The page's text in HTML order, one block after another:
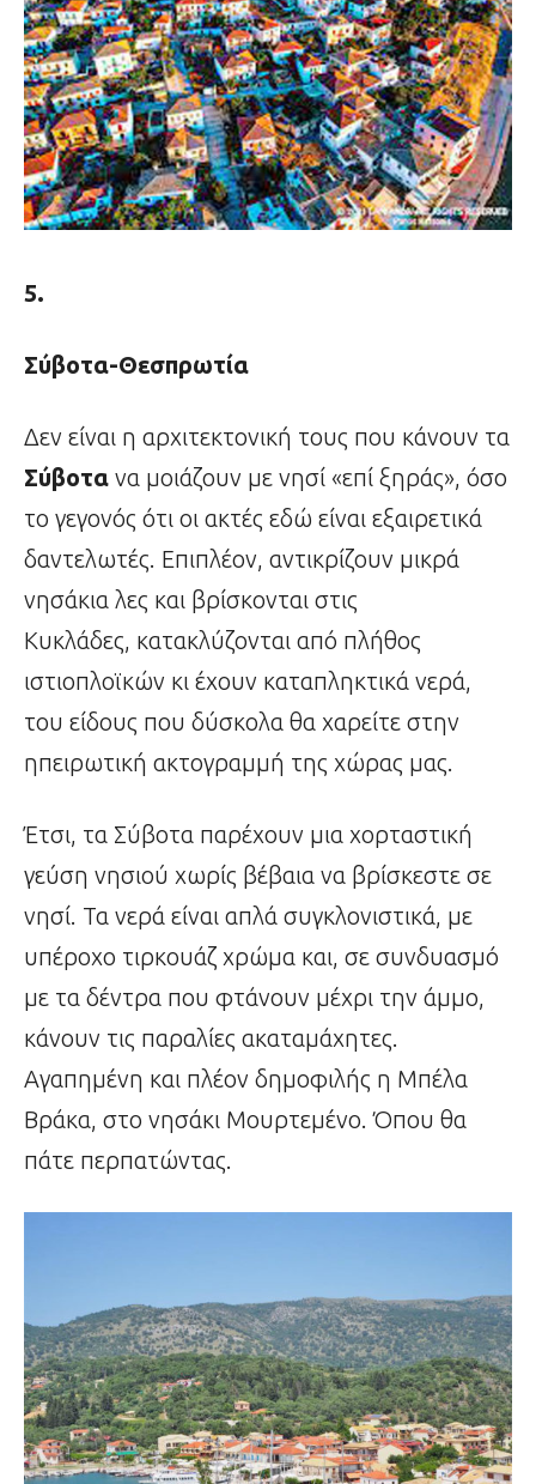
5.
Σύβοτα-Θεσπρωτία
Δεν είναι η αρχιτεκτονική τους που κάνουν τα
Σύβοτα να μοιάζουν με νησί «επί ξηράς», όσο
το γεγονός ότι οι ακτές εδώ είναι εξαιρετικά
δαντελωτές. Επιπλέον, αντικρίζουν μικρά
νησάκια λες και βρίσκονται στις
Κυκλάδες, κατακλύζονται από πλήθος
ιστιοπλοϊκών κι έχουν καταπληκτικά νερά,
του είδους που δύσκολα θα χαρείτε στην
ηπειρωτική ακτογραμμή της χώρας μας.
Έτσι, τα Σύβοτα παρέχουν μια χορταστική
γεύση νησιού χωρίς βέβαια να βρίσκεστε σε
νησί. Τα νερά είναι απλά συγκλονιστικά, με
υπέροχο τιρκουάζ χρώμα και, σε συνδυασμό
με τα δέντρα που φτάνουν μέχρι την άμμο,
κάνουν τις παραλίες ακαταμάχητες.
Αγαπημένη και πλέον δημοφιλής η Μπέλα
Βράκα, στο νησάκι Μουρτεμένο. Όπου θα
πάτε περπατώντας.